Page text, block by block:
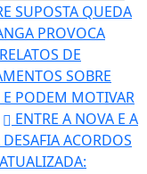
SUPOSTA QUEDA
PROVOCA
RELATOS DE
SOBRE
PODEM MOTIVAR
ENTRE A NOVA E A
ACORDOS